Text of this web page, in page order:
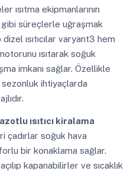
ısıtma ekipmanlarının
gibi süreçlerle uğraşmak
ısıtıcılar varyant3 hem
ısıtarak soğuk
imkanı sağlar. Özellikle
ihtiyaçlarda
ısıtıcı kiralama
çadırlar soğuk hava
bir konaklama sağlar.
kapanabilirler ve sıcaklık